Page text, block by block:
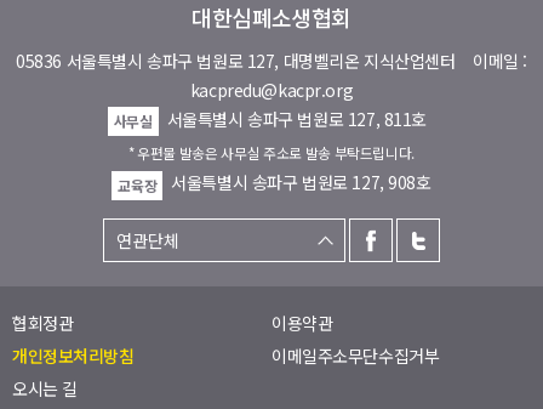
대한심폐소생협회
05836 서울특별시 송파구 법원로 127, 대명벨리온 지식산업센터 이메일 :
kacpredu@kacpr.org
사무실 서울특별시 송파구 법원로 127, 811호
* 우편물 발송은 사무실 주소로 발송 부탁드립니다.
교육장
서울특별시 송파구 법원로 127, 908호
협회정관
이용약관
개인정보처리방침
이메일주소무단수집거부
오시는 길